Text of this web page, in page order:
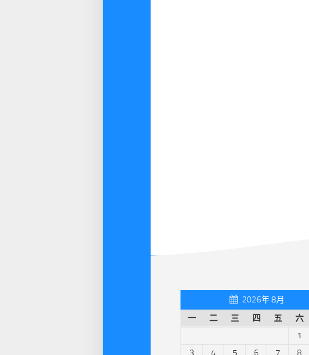
2026年 8月
一
二 三 四 五 六
1
3
4 5 6 7 8